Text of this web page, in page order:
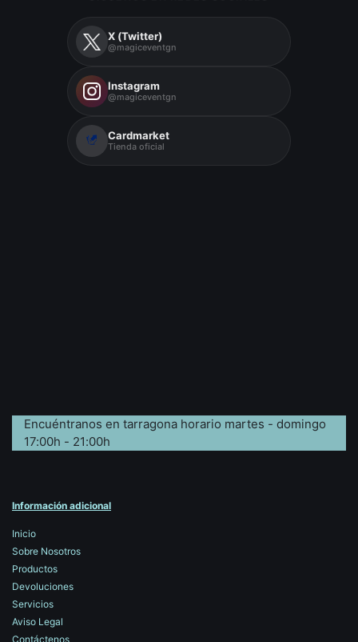
X (Twitter)
@magiceventgn
Instagram
@magiceventgn
Cardmarket
Tienda oficial
Encuéntranos en tarragona horario martes - domingo
17:00h - 21:00h
Información adicional
Inicio
Sobre Nosotros
Productos
Devoluciones
Servicios
Aviso Legal
Contáctenos